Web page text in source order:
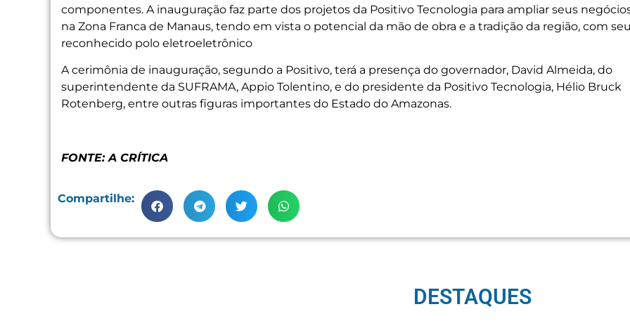
componentes. A inauguração faz parte dos projetos da Positivo Tecnologia para ampliar seus
na Zona Franca de Manaus, tendo em vista o potencial da mão de obra e a tradição da região, com seu
reconhecido polo eletroeletrônico
A cerimônia de inauguração, segundo a Positivo, terá a presença do governador, David Almeida, do
superintendente da SUFRAMA, Appio Tolentino, e do presidente da Positivo Tecnologia, Hélio Bruck
Rotenberg, entre outras figuras importantes do Estado do Amazonas.
FONTE: A CRÍTICA
Compartilhe:
DESTAQUES